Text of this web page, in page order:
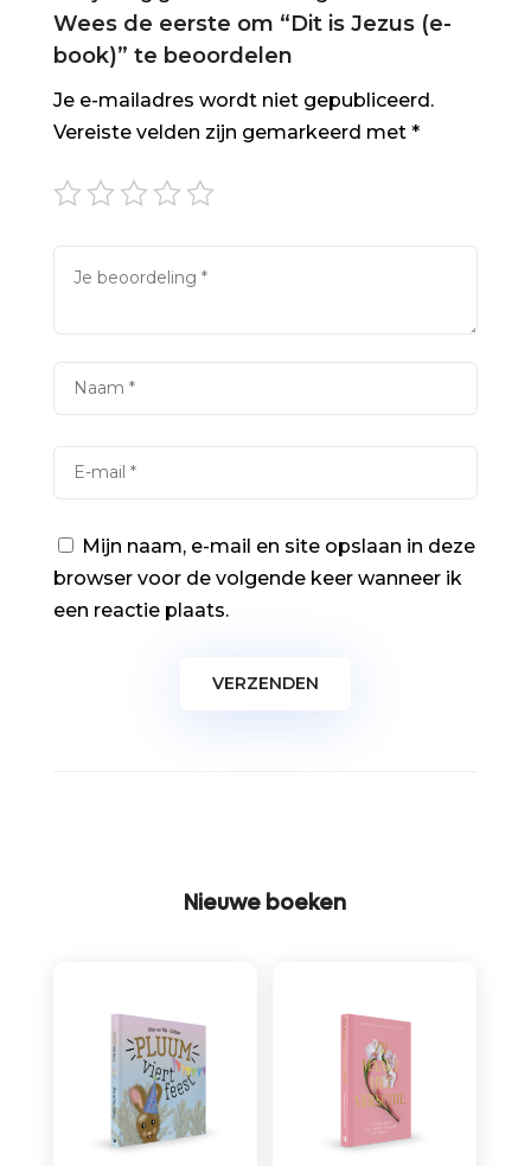
Wees de eerste om “Dit is Jezus (e-
book)” te beoordelen
Je e-mailadres wordt niet gepubliceerd.
Vereiste velden zijn gemarkeerd met *
Mijn naam, e-mail en site opslaan in deze
browser voor de volgende keer wanneer ik
een reactie plaats.
Nieuwe boeken